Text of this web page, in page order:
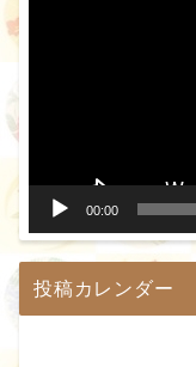
00:00
投稿カレンダー